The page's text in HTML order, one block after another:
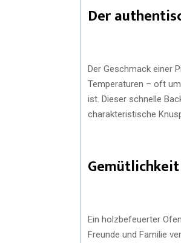
Der
Der Geschmack einer
Temperaturen – oft
ist. Dieser schnelle
charakteristische
Ein holzbefeuerter
Freunde und Familie